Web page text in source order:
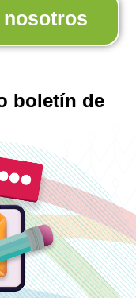
nosotros
boletín de